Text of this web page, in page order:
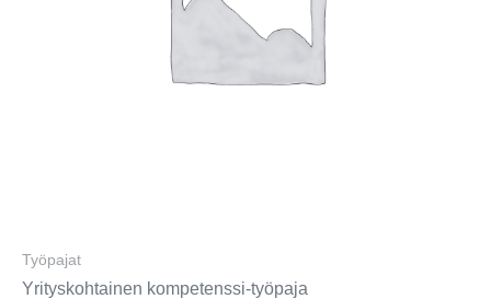
Työpajat
Yrityskohtainen kompetenssi-työpaja